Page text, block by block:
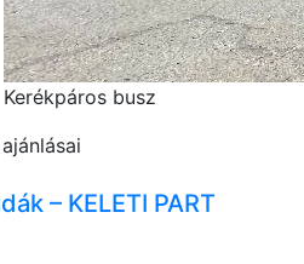
Kerékpáros busz
– KELETI PART